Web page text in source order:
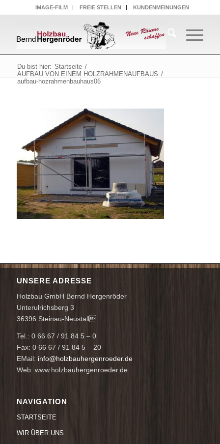
IMAGE-FILM FREIE STELLEN KUNDENMEINUNGEN
Du bist hier: Startseite /
AUFBAU VON EINEM HOLZRAHMENAUFBAUS /
aufbau-hozrahmenbauhaus06
UNSERE ADRESSE
Holzbau GmbH Bernd Hergenröder
Unterulrichsberg 3
36396 Steinau-Neustall
Tel.: 0 66 67 / 91 84 5 – 0
Fax: 0 66 67 / 91 84 5 – 20
EMail: info@holzbauhergenroeder.de
Web: www.holzbauhergenroeder.de
NAVIGATION
STARTSEITE
WIR ÜBER UNS